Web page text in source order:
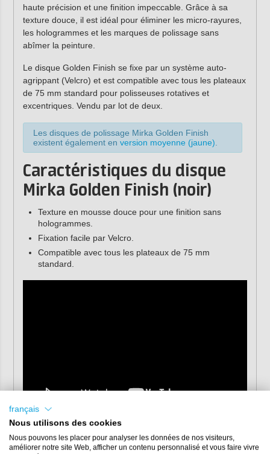
haute précision et une finition impeccable. Grâce à sa
texture douce, il est idéal pour éliminer les micro-rayures,
les hologrammes et les marques de polissage sans
abîmer la peinture.
Le disque Golden Finish se fixe par un système auto-
agrippant (Velcro) et est compatible avec tous les plateaux
de 75 mm standard pour polisseuses rotatives et
excentriques. Vendu par lot de deux.
Les disques de polissage Mirka Golden Finish
existent également en version moyenne (jaune).
Caractéristiques du disque
Mirka Golden Finish (noir)
Texture en mousse douce pour une finition sans
hologrammes.
Fixation facile par Velcro.
Compatible avec tous les plateaux de 75 mm
standard.
Caractéristiques
français
Nous utilisons des cookies
Nous pouvons les placer pour analyser les données de nos visiteurs,
améliorer notre site Web, afficher un contenu personnalisé et vous faire vivre